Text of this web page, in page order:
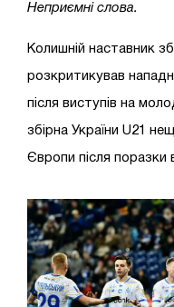
Неприємні слова.
Колишній наставник
розкритикував
після виступів на
збірна України U21
Європи після поразки